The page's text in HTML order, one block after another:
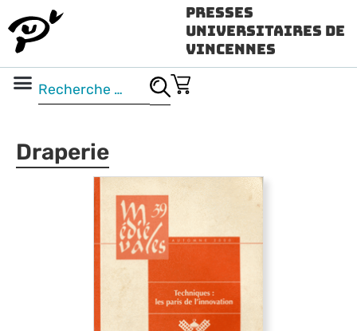
Presses
Universitaires de
Vincennes
Draperie